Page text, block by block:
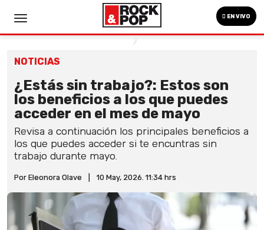
EN VIVO
NOTICIAS
¿Estás sin trabajo?: Estos son
los beneficios a los que puedes
acceder en el mes de mayo
Revisa a continuación los principales beneficios a
los que puedes acceder si te encuntras sin
trabajo durante mayo.
Por Eleonora Olave 10 May, 2026. 11:34 hrs